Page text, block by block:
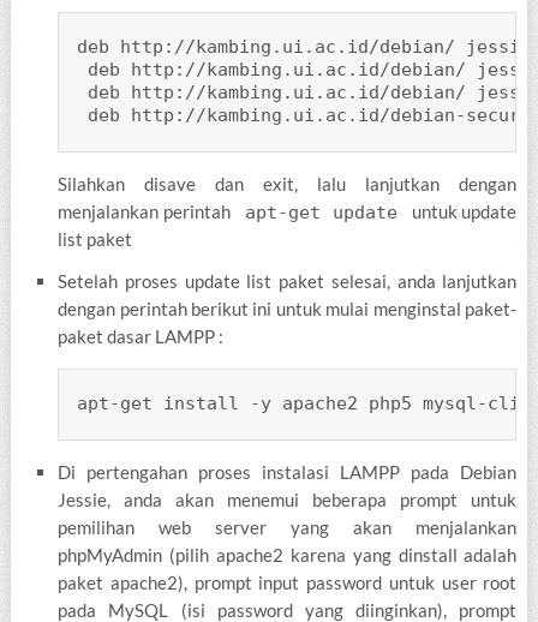
deb http://kambing.ui.ac.id/debian/ jessie
deb http://kambing.ui.ac.id/debian/
deb http://kambing.ui.ac.id/debian/
deb http://kambing.ui.ac.id/debian-
Silahkan disave dan exit, lalu lanjutkan dengan
menjalankan perintah
apt-get update
untuk update
list paket
Setelah proses update list paket selesai, anda lanjutkan
dengan perintah berikut ini untuk mulai menginstal paket-
paket dasar LAMPP :
apt-get install -y apache2 php5 mysql-
Di pertengahan proses instalasi LAMPP pada Debian
Jessie, anda akan menemui beberapa prompt untuk
pemilihan web server yang akan menjalankan
phpMyAdmin (pilih apache2 karena yang dinstall adalah
paket apache2), prompt input password untuk user root
pada MySQL (isi password yang diinginkan), prompt